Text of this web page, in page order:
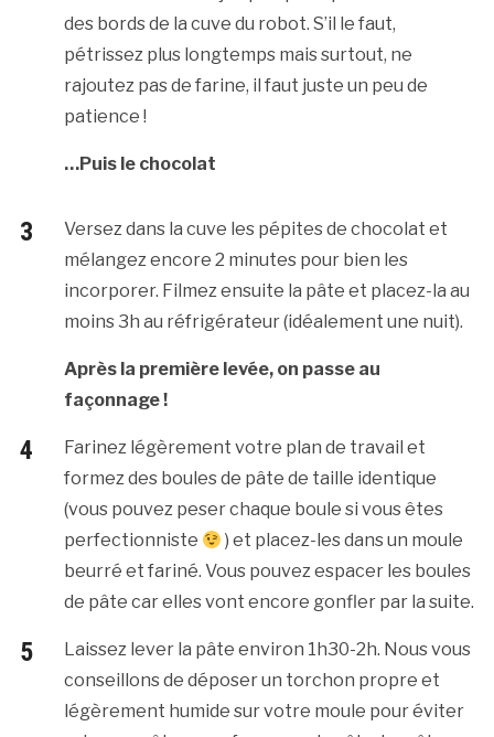
des bords de la cuve du robot. S’il le faut,
pétrissez plus longtemps mais surtout, ne
rajoutez pas de farine, il faut juste un peu de
patience !
…Puis le chocolat
Versez dans la cuve les pépites de chocolat et
mélangez encore 2 minutes pour bien les
incorporer. Filmez ensuite la pâte et placez-la au
moins 3h au réfrigérateur (idéalement une nuit).
Après la première levée, on passe au
façonnage !
Farinez légèrement votre plan de travail et
formez des boules de pâte de taille identique
(vous pouvez peser chaque boule si vous êtes
perfectionniste
) et placez-les dans un moule
beurré et fariné. Vous pouvez espacer les boules
de pâte car elles vont encore gonfler par la suite.
Laissez lever la pâte environ 1h30-2h. Nous vous
conseillons de déposer un torchon propre et
légèrement humide sur votre moule pour éviter